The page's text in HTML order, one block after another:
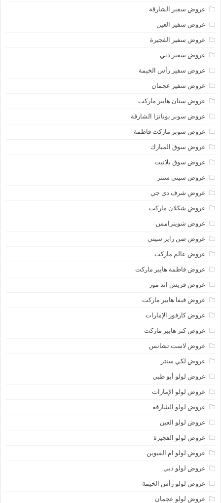
عروض سفير الشارقة
عروض سفير العين
عروض سفير الفجيرة
عروض سفير دبي
عروض سفير رأس الخيمة
عروض سفير عجمان
عروض سنان هايبر ماركت
عروض سوبر بونانزا الشارقة
عروض سوبر ماركت فاطمة
عروض سوق المبارك
عروض سوق بلانيت
عروض سيتي سنتر
عروض شرف دي جي
عروض شكلان ماركت
عروض شويترامس
عروض صن رايز سيتي
عروض عالم ماركت
عروض فاطمة هايبر ماركت
عروض فريش اند مور
عروض فيفا هايبر ماركت
عروض كارفور الإمارات
عروض كنز هايبر ماركت
عروض لاست تشانس
عروض لكي سنتر
عروض لولو أبو ظبي
عروض لولو الإمارات
عروض لولو الشارقة
عروض لولو العين
عروض لولو الفجيرة
عروض لولو ام القيوين
عروض لولو دبي
عروض لولو رأس الخيمة
عروض لولو عجمان